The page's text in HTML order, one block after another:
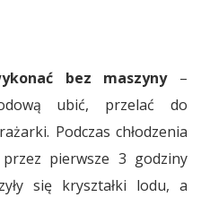
bez maszyny–
ubić, przelać do
Podczas chłodzenia
pierwsze 3 godziny
się kryształki lodu, a